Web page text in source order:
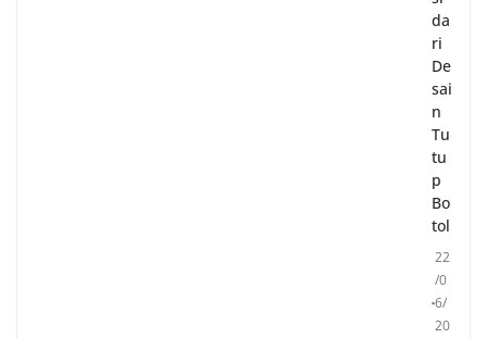
da
ri
De
sai
n
Tu
tu
p
Bo
tol
22
/0
6/
20